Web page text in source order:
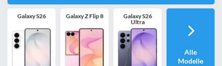
Galaxy S26 Galaxy Z Flip 8
Galaxy S26
Ultra
Alle
Modelle